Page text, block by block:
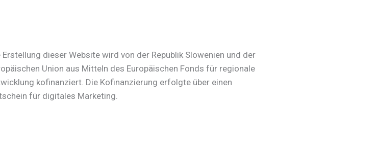
Erstellung dieser Website wird von der Republik Slowenien und der
Union aus Mitteln des Europäischen Fonds für regionale
kofinanziert. Die Kofinanzierung erfolgte über einen
für digitales Marketing.